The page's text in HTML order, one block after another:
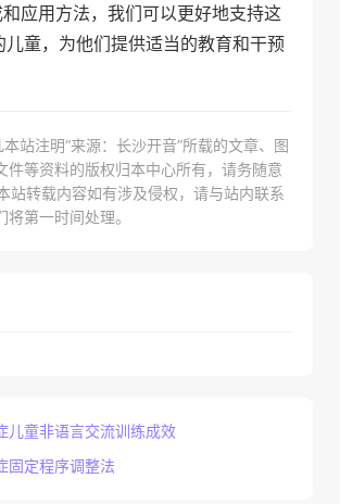
应用方法，我们可以更好地支持这
儿童，为他们提供适当的教育和干预
站注明“来源：长沙开音”所载的文章、图
件等资料的版权归本中心所有，请务随意
站转载内容如有涉及侵权，请与站内联系
第一时间处理。
儿童非语言交流训练成效
固定程序调整法